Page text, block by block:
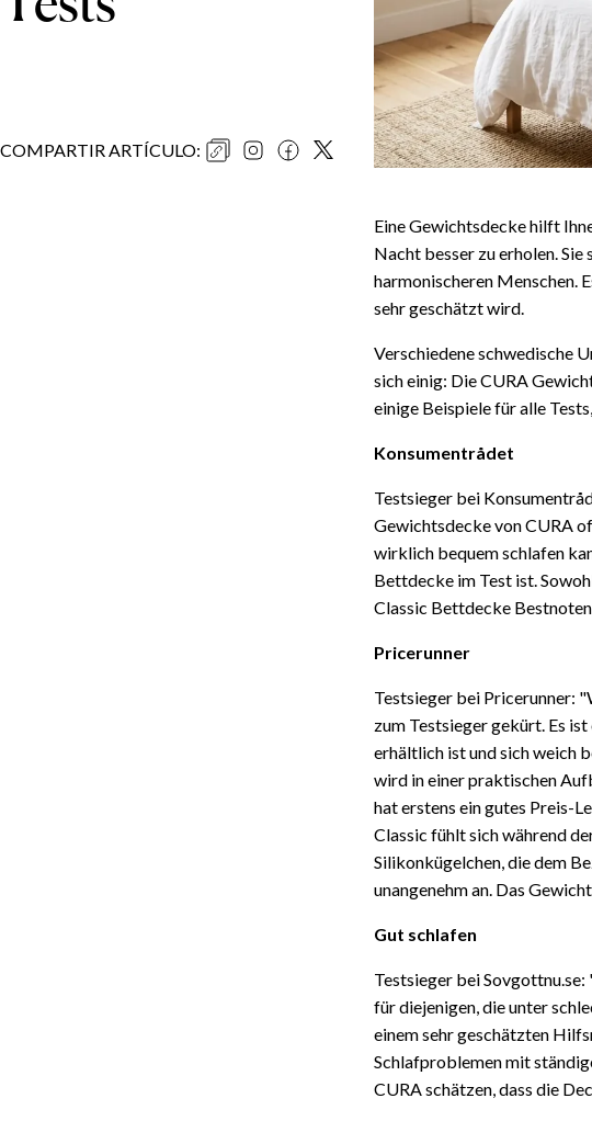
COMPARTIR ARTÍCULO:
Eine Gewichtsdecke hilft
Nacht besser zu erholen.
harmonischeren Menschen.
sehr geschätzt wird.
Verschiedene schwedische
sich einig: Die CURA
einige Beispiele für alle
Konsumentrådet
Testsieger bei
Gewichtsdecke von CURA
wirklich bequem schlafen
Bettdecke im Test ist.
Classic Bettdecke
Pricerunner
Testsieger bei Pricerunner:
zum Testsieger gekürt. Es
erhältlich ist und sich weich
wird in einer praktischen
hat erstens ein gutes Preis-
Classic fühlt sich während
Silikonkügelchen, die dem
unangenehm an. Das
Gut schlafen
Testsieger bei
für diejenigen, die unter
einem sehr geschätzten
Schlafproblemen mit
CURA schätzen, dass die